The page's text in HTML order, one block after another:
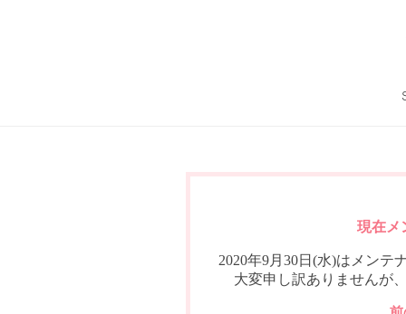
現在メ
2020年9月30日(水)はメンテ
大変申し訳ありませんが